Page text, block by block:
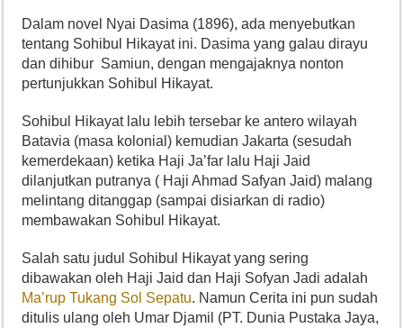
Dalam novel Nyai Dasima (1896), ada menyebutkan
tentang Sohibul Hikayat ini. Dasima yang galau dirayu
dan dihibur Samiun, dengan mengajaknya nonton
pertunjukkan Sohibul Hikayat.
Sohibul Hikayat lalu lebih tersebar ke antero wilayah
Batavia (masa kolonial) kemudian Jakarta (sesudah
kemerdekaan) ketika Haji Ja’far lalu Haji Jaid
dilanjutkan putranya ( Haji Ahmad Safyan Jaid) malang
melintang ditanggap (sampai disiarkan di radio)
membawakan Sohibul Hikayat.
Salah satu judul Sohibul Hikayat yang sering
dibawakan oleh Haji Jaid dan Haji Sofyan Jadi adalah
Ma’rup Tukang Sol Sepatu. Namun Cerita ini pun sudah
ditulis ulang oleh Umar Djamil (PT. Dunia Pustaka Jaya,